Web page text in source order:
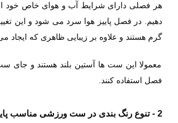
هر فصلی دارای شرایط آب و هوای خاص خود
دهیم. در فصل پاییز هوا سرد می شود و این
گرم هستند و علاوه بر زیبایی ظاهری که ایجاد
معمولا این ست ها آستین بلند هستند و جای
فصل استفاده کنند.
2 - تنوع رنگ بندی در ست ورزشی مناسب پاییز